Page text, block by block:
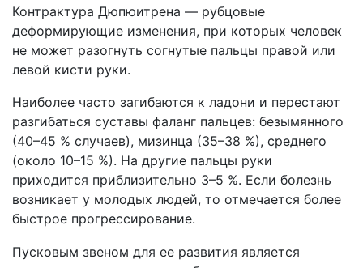
Контрактура Дюпюитрена — рубцовые
деформирующие изменения, при которых человек
не может разогнуть согнутые пальцы правой или
левой кисти руки.
Наиболее часто загибаются к ладони и перестают
разгибаться суставы фаланг пальцев: безымянного
(40–45 % случаев), мизинца (35–38 %), среднего
(около 10–15 %). На другие пальцы руки
приходится приблизительно 3–5 %. Если болезнь
возникает у молодых людей, то отмечается более
быстрое прогрессирование.
Пусковым звеном для ее развития является